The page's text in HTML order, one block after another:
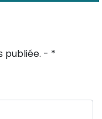
publiée. - *